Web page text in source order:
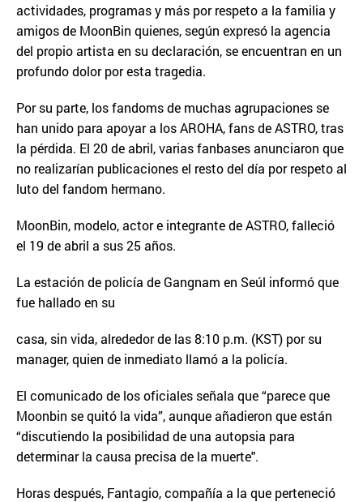
actividades, programas y más por respeto a la familia y
amigos de MoonBin quienes, según expresó la agencia
del propio artista en su declaración, se encuentran en un
profundo dolor por esta tragedia.
Por su parte, los fandoms de muchas agrupaciones se
han unido para apoyar a los AROHA, fans de ASTRO, tras
la pérdida. El 20 de abril, varias fanbases anunciaron que
no realizarían publicaciones el resto del día por respeto al
luto del fandom hermano.
MoonBin, modelo, actor e integrante de ASTRO, falleció
el 19 de abril a sus 25 años.
La estación de policía de Gangnam en Seúl informó que
fue hallado en su
casa, sin vida, alrededor de las 8:10 p.m. (KST) por su
manager, quien de inmediato llamó a la policía.
El comunicado de los oficiales señala que “parece que
Moonbin se quitó la vida”, aunque añadieron que están
“discutiendo la posibilidad de una autopsia para
determinar la causa precisa de la muerte".
Horas después, Fantagio, compañía a la que perteneció